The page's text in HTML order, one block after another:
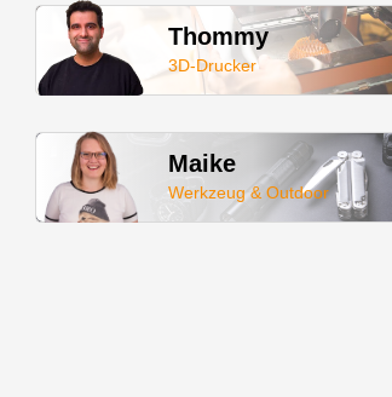
Thommy
3D-Drucker
Maike
Werkzeug & Outdoor